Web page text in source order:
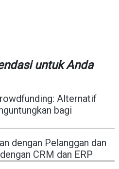
untuk Anda
Alternatif
bagi
dengan Pelanggan dan
CRM dan ERP